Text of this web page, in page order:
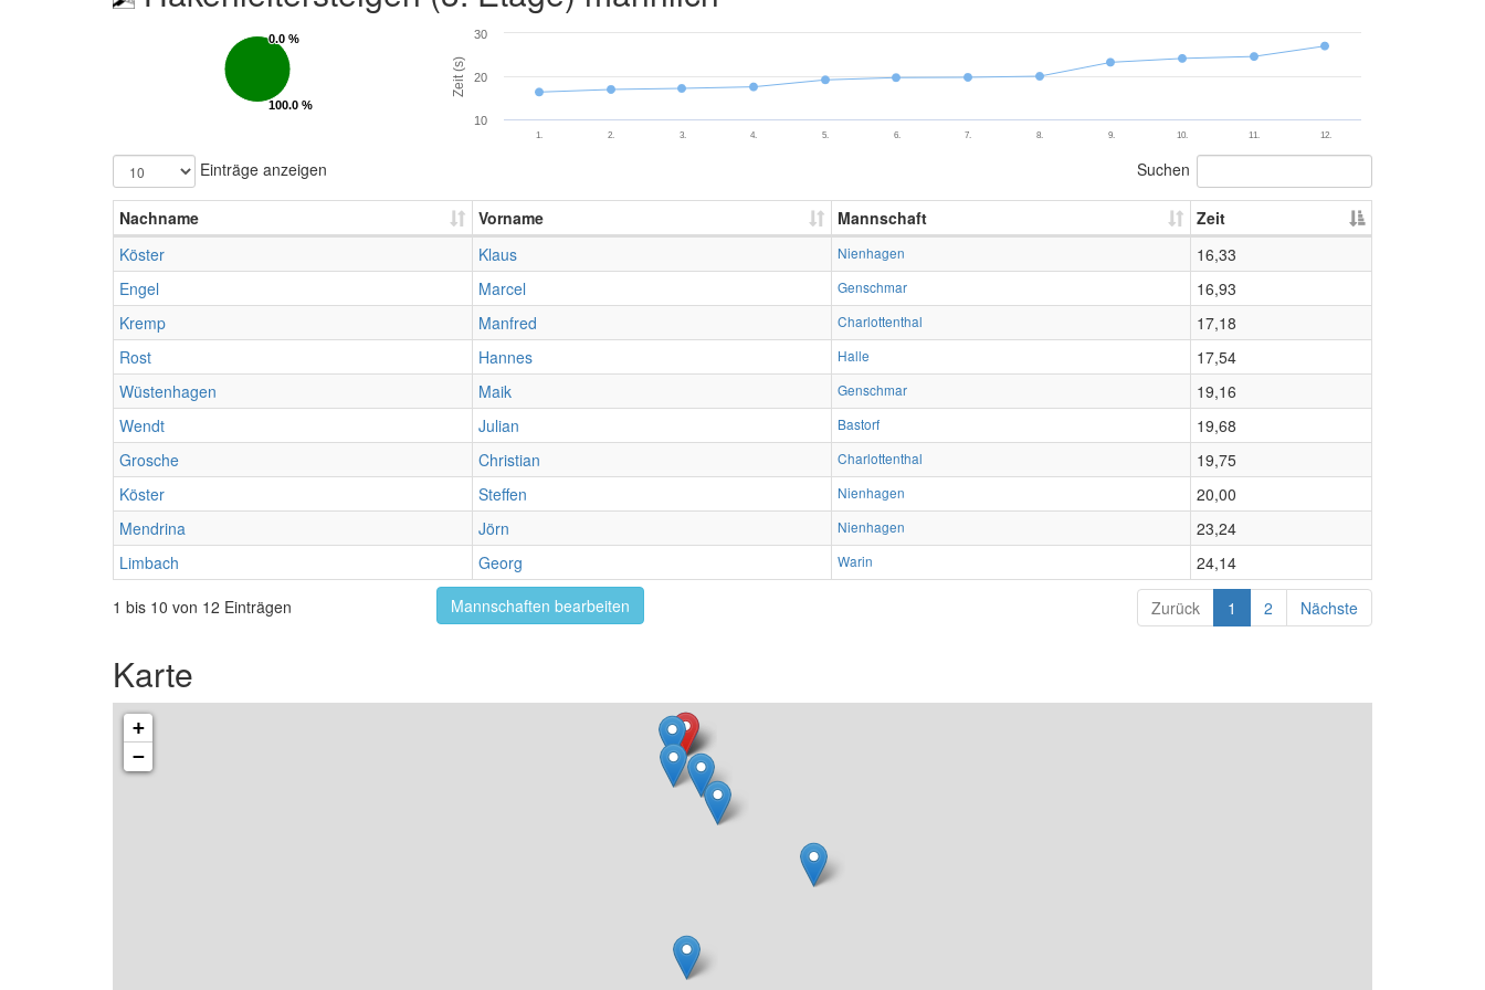
0.0 %
0.0 %
100.0 %
100.0 %
Zeit (s)
1. 2. 3. 4. 5. 6. 7. 8. 9. 10. 11. 12.
10
20
30
Einträge anzeigen Suchen
Nachname Vorname Mannschaft
Zeit
Köster
Klaus Nienhagen
16,33
Engel
Marcel Genschmar
16,93
Kremp
Manfred Charlottenthal
17,18
Rost
Hannes Halle
17,54
Wüstenhagen
Maik Genschmar
19,16
Wendt
Julian Bastorf
19,68
Grosche
Christian Charlottenthal
19,75
Köster
Steffen Nienhagen
20,00
Mendrina
Jörn Nienhagen
23,24
Limbach
Georg Warin
24,14
1 bis 10 von 12 Einträgen
Mannschaften bearbeiten Zurück 1 2 Nächste
Karte
+
−